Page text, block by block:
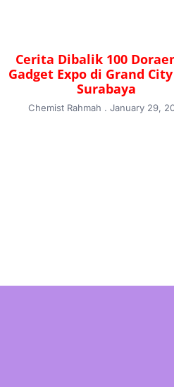
Cerita Dibalik 100
Gadget Expo di Grand
Surabaya
Chemist Rahmah January 29,